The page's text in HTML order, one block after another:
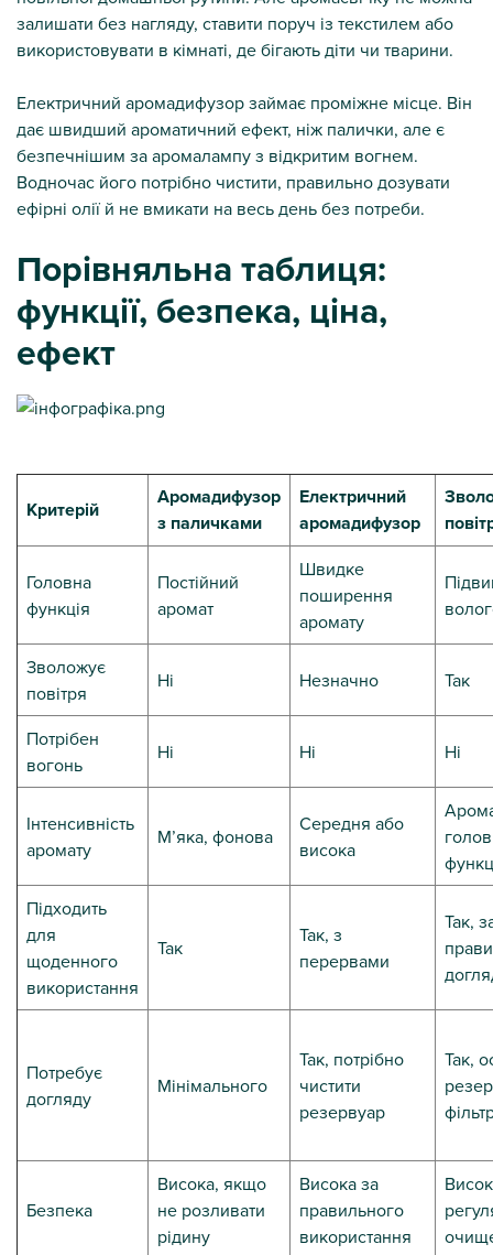
залишати без нагляду, ставити поруч із текстилем або
використовувати в кімнаті, де бігають діти чи тварини.
Електричний аромадифузор займає проміжне місце. Він
дає швидший ароматичний ефект, ніж палички, але є
безпечнішим за аромалампу з відкритим вогнем.
Водночас його потрібно чистити, правильно дозувати
ефірні олії й не вмикати на весь день без потреби.
Порівняльна таблиця:
функції, безпека, ціна,
ефект
Критерій
Аромадифузор
з паличками
Електричний
аромадифузор
Головна
функція
Постійний
аромат
Швидке
поширення
аромату
Зволожує
повітря
Ні Незначно Так
Потрібен
вогонь
Ні Ні Ні
Інтенсивність
аромату
М’яка, фонова
Середня або
висока
Підходить
для
щоденного
використання
Так
Так, з
перервами
Так,
Потребує
догляду
Мінімального
Так, потрібно
чистити
резервуар
Так,
Безпека
Висока, якщо
не розливати
рідину
Висока за
правильного
використання